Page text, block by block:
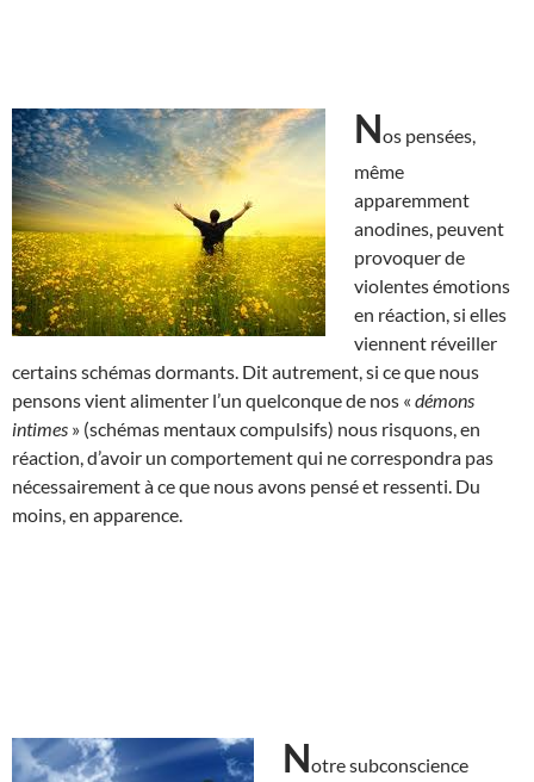
Nos pensées,
même
apparemment
anodines, peuvent
provoquer de
violentes émotions
en réaction, si elles
viennent réveiller
certains schémas dormants. Dit autrement, si ce que nous
pensons vient alimenter l’un quelconque de nos « démons
intimes » (schémas mentaux compulsifs) nous risquons, en
réaction, d’avoir un comportement qui ne correspondra pas
nécessairement à ce que nous avons pensé et ressenti. Du
moins, en apparence.
Notre subconscience